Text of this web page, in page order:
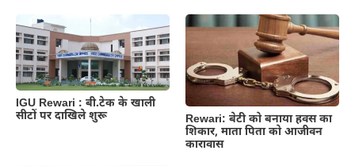
IGU Rewari : बी.टेक के खाली
सीटों पर दाखिले शुरू
Rewari: बेटी को बनाया हवस का
शिकार, माता पिता को आजीवन
कारावास